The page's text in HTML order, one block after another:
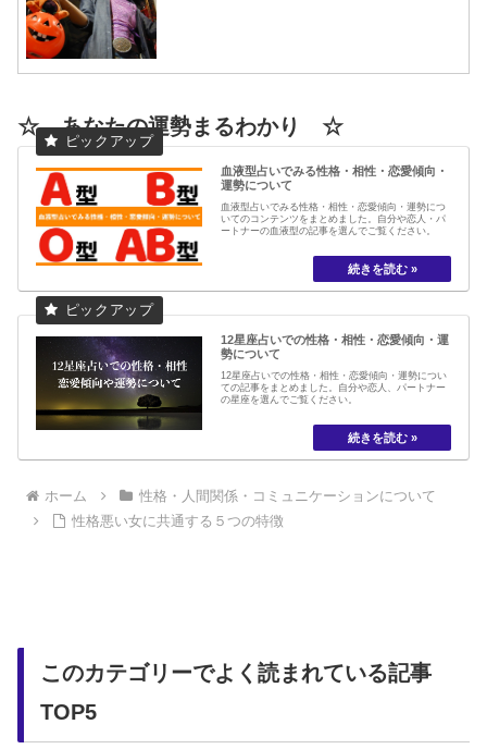
☆ あなたの運勢まるわかり ☆
血液型占いでみる性格・相性・恋愛傾向・
運勢について
血液型占いでみる性格・相性・恋愛傾向・運勢につ
いてのコンテンツをまとめました。自分や恋人・パ
ートナーの血液型の記事を選んでご覧ください。
12星座占いでの性格・相性・恋愛傾向・運
勢について
12星座占いでの性格・相性・恋愛傾向・運勢につい
ての記事をまとめました。自分や恋人、パートナー
の星座を選んでご覧ください。
ホーム
性格・人間関係・コミュニケーションについて
性格悪い女に共通する５つの特徴
このカテゴリーでよく読まれている記事
TOP5